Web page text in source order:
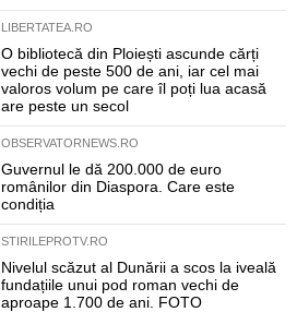
LIBERTATEA.RO
O bibliotecă din Ploiești ascunde cărți
vechi de peste 500 de ani, iar cel mai
valoros volum pe care îl poți lua acasă
are peste un secol
OBSERVATORNEWS.RO
Guvernul le dă 200.000 de euro
românilor din Diaspora. Care este
condiția
STIRILEPROTV.RO
Nivelul scăzut al Dunării a scos la iveală
fundațiile unui pod roman vechi de
aproape 1.700 de ani. FOTO